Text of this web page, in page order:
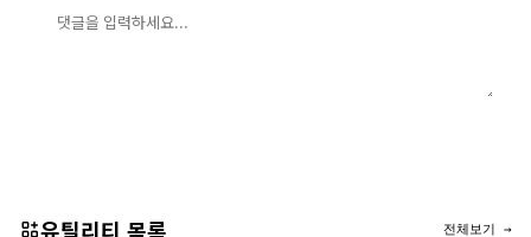
유틸리티 목록 전체보기 →